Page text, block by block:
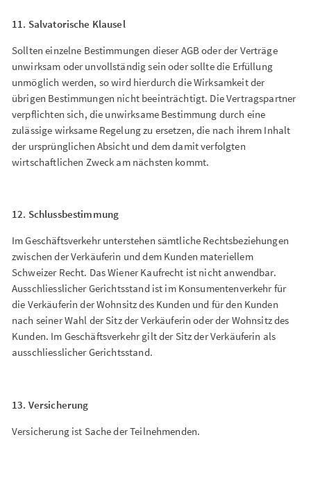
11. Salvatorische Klausel
Sollten einzelne Bestimmungen dieser AGB oder der Verträge
unwirksam oder unvollständig sein oder sollte die Erfüllung
unmöglich werden, so wird hierdurch die Wirksamkeit der
übrigen Bestimmungen nicht beeinträchtigt. Die Vertragspartner
verpflichten sich, die unwirksame Bestimmung durch eine
zulässige wirksame Regelung zu ersetzen, die nach ihrem Inhalt
der ursprünglichen Absicht und dem damit verfolgten
wirtschaftlichen Zweck am nächsten kommt.
12. Schlussbestimmung
Im Geschäftsverkehr unterstehen sämtliche Rechtsbeziehungen
zwischen der Verkäuferin und dem Kunden materiellem
Schweizer Recht. Das Wiener Kaufrecht ist nicht anwendbar.
Ausschliesslicher Gerichtsstand ist im Konsumentenverkehr für
die Verkäuferin der Wohnsitz des Kunden und für den Kunden
nach seiner Wahl der Sitz der Verkäuferin oder der Wohnsitz des
Kunden. Im Geschäftsverkehr gilt der Sitz der Verkäuferin als
ausschliesslicher Gerichtsstand.
13. Versicherung
Versicherung ist Sache der Teilnehmenden.